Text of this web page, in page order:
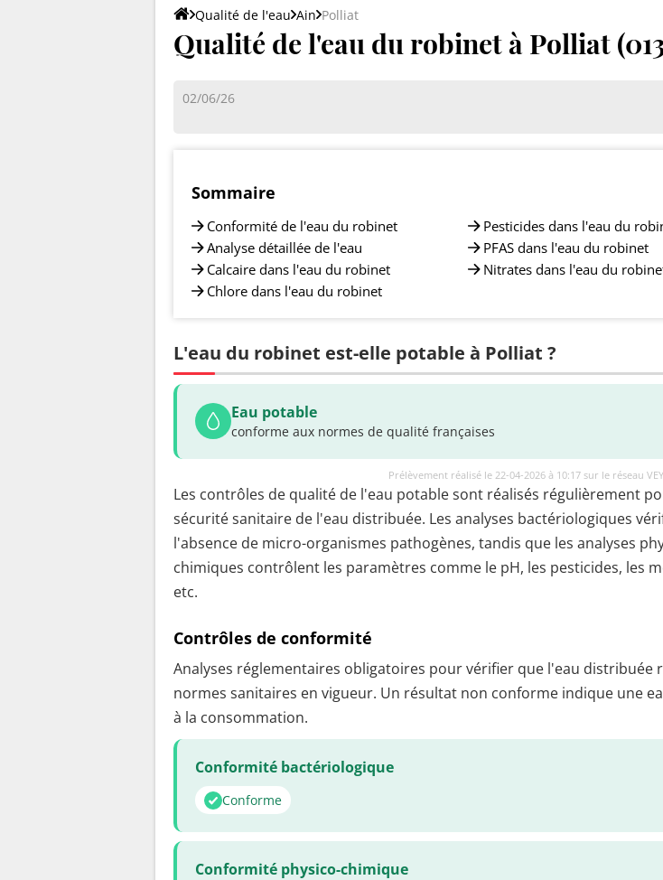
Qualité de l'eau Ain Polliat
Qualité de l'eau du robinet à Polliat
02/06/26
Sommaire
Conformité de l'eau du robinet
Analyse détaillée de l'eau
Calcaire dans l'eau du robinet
Chlore dans l'eau du robinet
Pesticides dans l'eau du
PFAS dans l'eau du robinet
Nitrates dans l'eau du
L'eau du robinet est-elle potable à Polliat ?
Eau potable
conforme aux normes de qualité françaises
Prélèvement réalisé le 22-04-2026 à 10:17 sur le réseau
Les contrôles de qualité de l'eau potable sont réalisés régulièrement
sécurité sanitaire de l'eau distribuée. Les analyses bactériologiques
l'absence de micro-organismes pathogènes, tandis que les analyses
chimiques contrôlent les paramètres comme le pH, les pesticides, les
etc.
Contrôles de conformité
Analyses réglementaires obligatoires pour vérifier que l'eau distribuée
normes sanitaires en vigueur. Un résultat non conforme indique une
à la consommation.
Conformité bactériologique
Conforme
Conformité physico-chimique